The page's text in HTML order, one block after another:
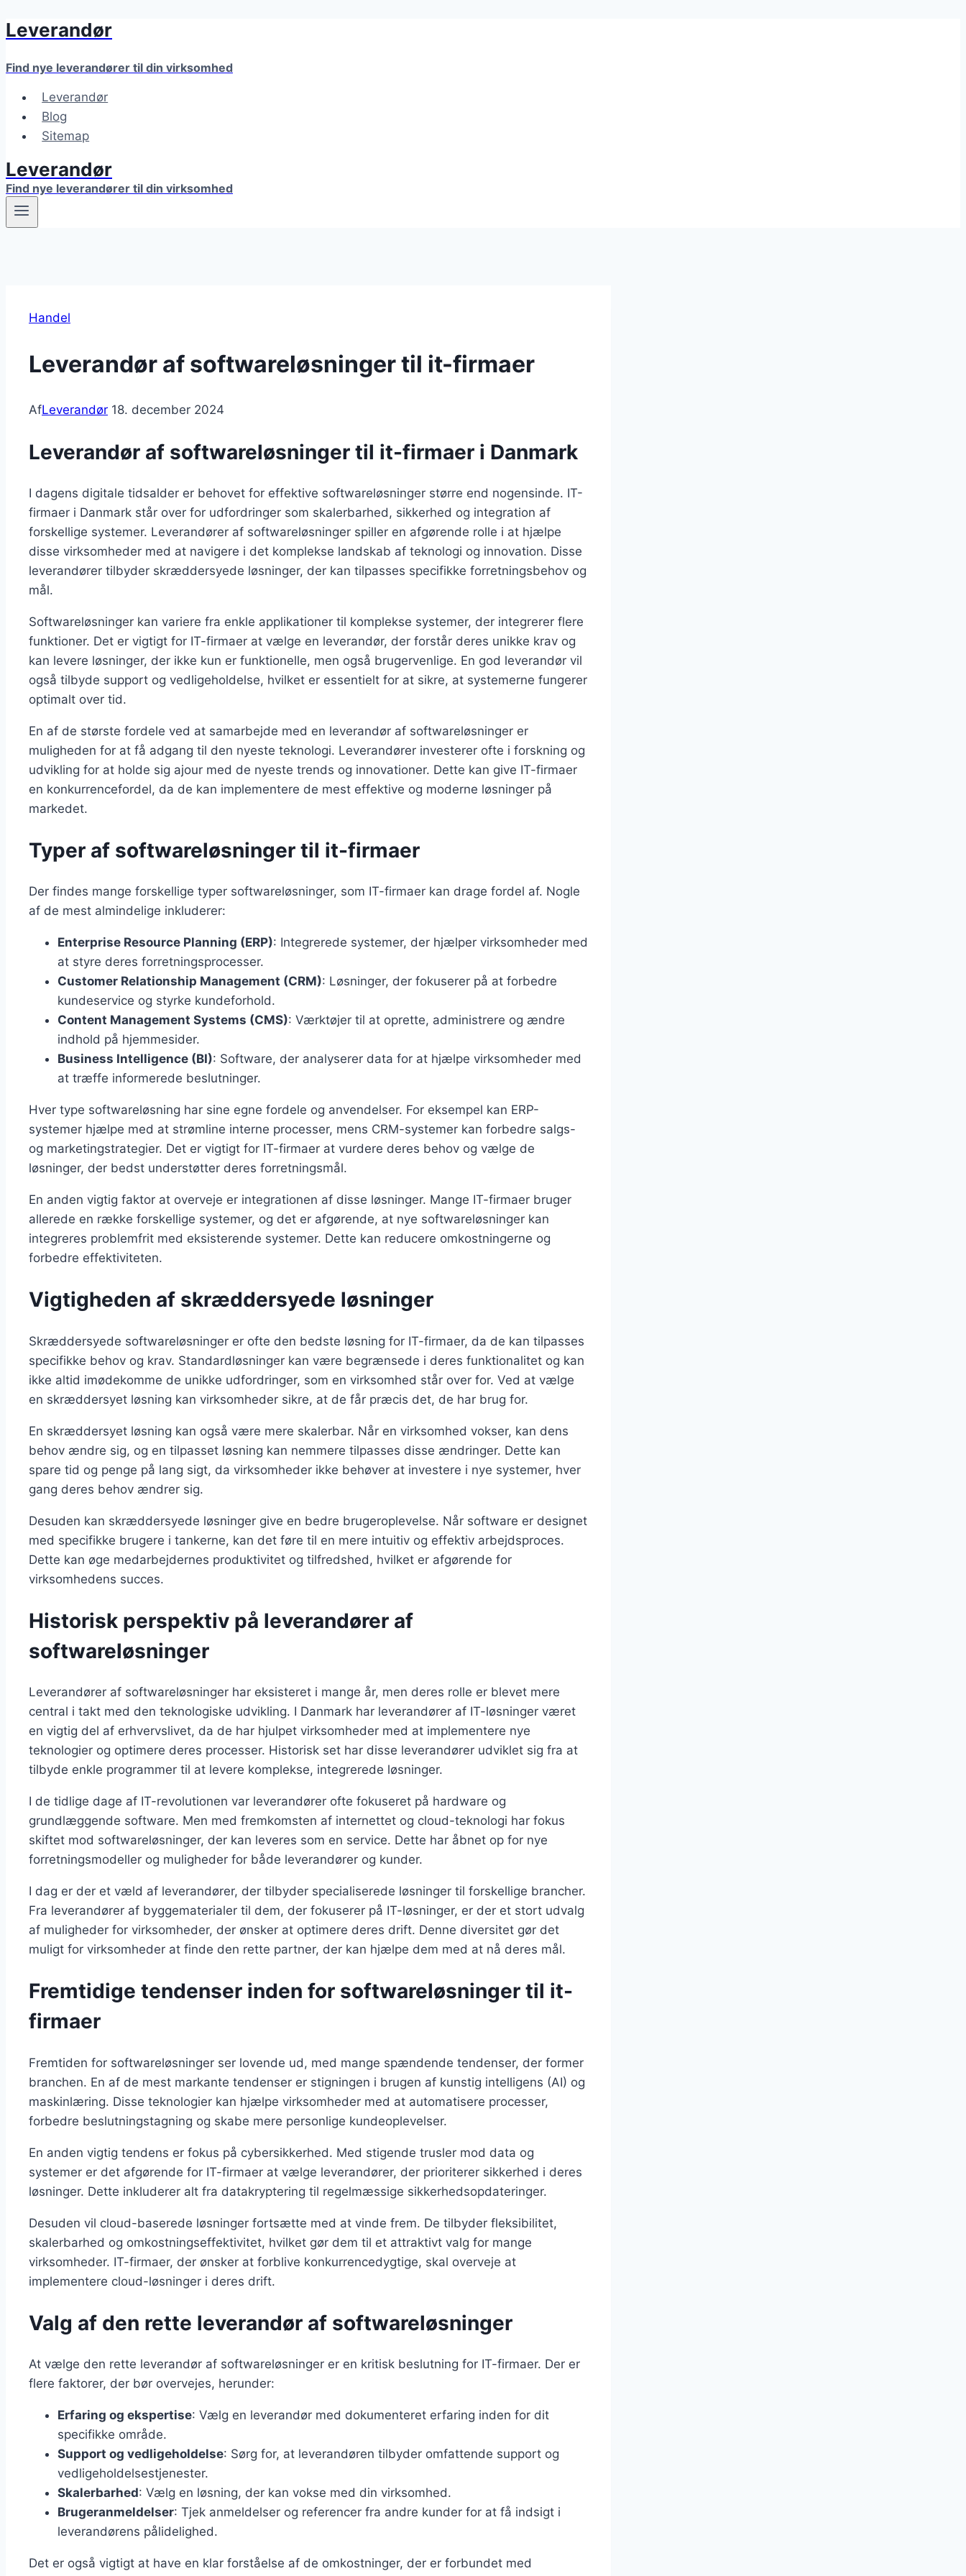
Fortsæt
indhold
Leverandør
Find nye leverandører til din virksomhed
Leverandør
Blog
Sitemap
Leverandør
Find nye leverandører til din virksomhed
Handel
Leverandør af softwareløsninger til it-firmaer
AfLeverandør 18. december 2024
Leverandør af softwareløsninger til it-firmaer i Danmark
I dagens digitale tidsalder er behovet for effektive softwareløsninger større end nogensinde. IT-
firmaer i Danmark står over for udfordringer som skalerbarhed, sikkerhed og integration af
forskellige systemer. Leverandører af softwareløsninger spiller en afgørende rolle i at hjælpe
disse virksomheder med at navigere i det komplekse landskab af teknologi og innovation. Disse
leverandører tilbyder skræddersyede løsninger, der kan tilpasses specifikke forretningsbehov og
mål.
Softwareløsninger kan variere fra enkle applikationer til komplekse systemer, der integrerer flere
funktioner. Det er vigtigt for IT-firmaer at vælge en leverandør, der forstår deres unikke krav og
kan levere løsninger, der ikke kun er funktionelle, men også brugervenlige. En god leverandør vil
også tilbyde support og vedligeholdelse, hvilket er essentielt for at sikre, at systemerne fungerer
optimalt over tid.
En af de største fordele ved at samarbejde med en leverandør af softwareløsninger er
muligheden for at få adgang til den nyeste teknologi. Leverandører investerer ofte i forskning og
udvikling for at holde sig ajour med de nyeste trends og innovationer. Dette kan give IT-firmaer
en konkurrencefordel, da de kan implementere de mest effektive og moderne løsninger på
markedet.
Typer af softwareløsninger til it-firmaer
Der findes mange forskellige typer softwareløsninger, som IT-firmaer kan drage fordel af. Nogle
af de mest almindelige inkluderer:
Enterprise Resource Planning (ERP): Integrerede systemer, der hjælper virksomheder med
at styre deres forretningsprocesser.
Customer Relationship Management (CRM): Løsninger, der fokuserer på at forbedre
kundeservice og styrke kundeforhold.
Content Management Systems (CMS): Værktøjer til at oprette, administrere og ændre
indhold på hjemmesider.
Business Intelligence (BI): Software, der analyserer data for at hjælpe virksomheder med
at træffe informerede beslutninger.
Hver type softwareløsning har sine egne fordele og anvendelser. For eksempel kan ERP-
systemer hjælpe med at strømline interne processer, mens CRM-systemer kan forbedre salgs-
og marketingstrategier. Det er vigtigt for IT-firmaer at vurdere deres behov og vælge de
løsninger, der bedst understøtter deres forretningsmål.
En anden vigtig faktor at overveje er integrationen af disse løsninger. Mange IT-firmaer bruger
allerede en række forskellige systemer, og det er afgørende, at nye softwareløsninger kan
integreres problemfrit med eksisterende systemer. Dette kan reducere omkostningerne og
forbedre effektiviteten.
Vigtigheden af skræddersyede løsninger
Skræddersyede softwareløsninger er ofte den bedste løsning for IT-firmaer, da de kan tilpasses
specifikke behov og krav. Standardløsninger kan være begrænsede i deres funktionalitet og kan
ikke altid imødekomme de unikke udfordringer, som en virksomhed står over for. Ved at vælge
en skræddersyet løsning kan virksomheder sikre, at de får præcis det, de har brug for.
En skræddersyet løsning kan også være mere skalerbar. Når en virksomhed vokser, kan dens
behov ændre sig, og en tilpasset løsning kan nemmere tilpasses disse ændringer. Dette kan
spare tid og penge på lang sigt, da virksomheder ikke behøver at investere i nye systemer, hver
gang deres behov ændrer sig.
Desuden kan skræddersyede løsninger give en bedre brugeroplevelse. Når software er designet
med specifikke brugere i tankerne, kan det føre til en mere intuitiv og effektiv arbejdsproces.
Dette kan øge medarbejdernes produktivitet og tilfredshed, hvilket er afgørende for
virksomhedens succes.
Historisk perspektiv på leverandører af
softwareløsninger
Leverandører af softwareløsninger har eksisteret i mange år, men deres rolle er blevet mere
central i takt med den teknologiske udvikling. I Danmark har leverandører af IT-løsninger været
en vigtig del af erhvervslivet, da de har hjulpet virksomheder med at implementere nye
teknologier og optimere deres processer. Historisk set har disse leverandører udviklet sig fra at
tilbyde enkle programmer til at levere komplekse, integrerede løsninger.
I de tidlige dage af IT-revolutionen var leverandører ofte fokuseret på hardware og
grundlæggende software. Men med fremkomsten af internettet og cloud-teknologi har fokus
skiftet mod softwareløsninger, der kan leveres som en service. Dette har åbnet op for nye
forretningsmodeller og muligheder for både leverandører og kunder.
I dag er der et væld af leverandører, der tilbyder specialiserede løsninger til forskellige brancher.
Fra leverandører af byggematerialer til dem, der fokuserer på IT-løsninger, er der et stort udvalg
af muligheder for virksomheder, der ønsker at optimere deres drift. Denne diversitet gør det
muligt for virksomheder at finde den rette partner, der kan hjælpe dem med at nå deres mål.
Fremtidige tendenser inden for softwareløsninger til it-
firmaer
Fremtiden for softwareløsninger ser lovende ud, med mange spændende tendenser, der former
branchen. En af de mest markante tendenser er stigningen i brugen af kunstig intelligens (AI) og
maskinlæring. Disse teknologier kan hjælpe virksomheder med at automatisere processer,
forbedre beslutningstagning og skabe mere personlige kundeoplevelser.
En anden vigtig tendens er fokus på cybersikkerhed. Med stigende trusler mod data og
systemer er det afgørende for IT-firmaer at vælge leverandører, der prioriterer sikkerhed i deres
løsninger. Dette inkluderer alt fra datakryptering til regelmæssige sikkerhedsopdateringer.
Desuden vil cloud-baserede løsninger fortsætte med at vinde frem. De tilbyder fleksibilitet,
skalerbarhed og omkostningseffektivitet, hvilket gør dem til et attraktivt valg for mange
virksomheder. IT-firmaer, der ønsker at forblive konkurrencedygtige, skal overveje at
implementere cloud-løsninger i deres drift.
Valg af den rette leverandør af softwareløsninger
At vælge den rette leverandør af softwareløsninger er en kritisk beslutning for IT-firmaer. Der er
flere faktorer, der bør overvejes, herunder:
Erfaring og ekspertise: Vælg en leverandør med dokumenteret erfaring inden for dit
specifikke område.
Support og vedligeholdelse: Sørg for, at leverandøren tilbyder omfattende support og
vedligeholdelsestjenester.
Skalerbarhed: Vælg en løsning, der kan vokse med din virksomhed.
Brugeranmeldelser: Tjek anmeldelser og referencer fra andre kunder for at få indsigt i
leverandørens pålidelighed.
Det er også vigtigt at have en klar forståelse af de omkostninger, der er forbundet med